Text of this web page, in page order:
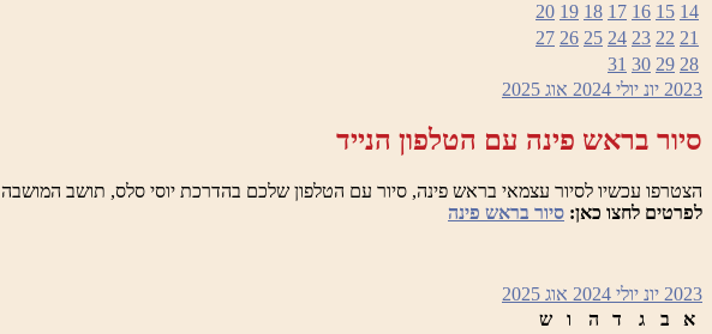
14
15
16
17
18
19
20
21
22
23
24
25
26
27
28
29
30
31
2023 יונ יולי 2024 אוג 2025
סיור בראש פינה עם הטלפון הנייד
הצטרפו עכשיו לסיור עצמאי בראש פינה, סיור עם הטלפון שלכם בהדרכת יוסי סלס, תושב המושבה
לפרטים לחצו כאן: סיור בראש פינה
2023 יונ יולי 2024 אוג 2025
א
ב ג ד ה ו
ש